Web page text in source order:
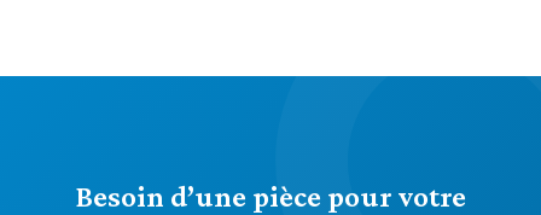
Besoin d’une pièce pour votre